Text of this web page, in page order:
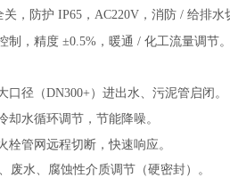
关，防护 IP65 ， AC220V ，消防 / 给排水
制，精度 ±0.5% ，暖通 / 化工流量调节
口径（DN300+）进出水、污泥管启闭。
却水循环调节，节能降噪。
栓管网远程切断，快速响应。
废水、腐蚀性介质调节（硬密封）。